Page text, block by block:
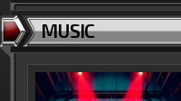
MUSIC